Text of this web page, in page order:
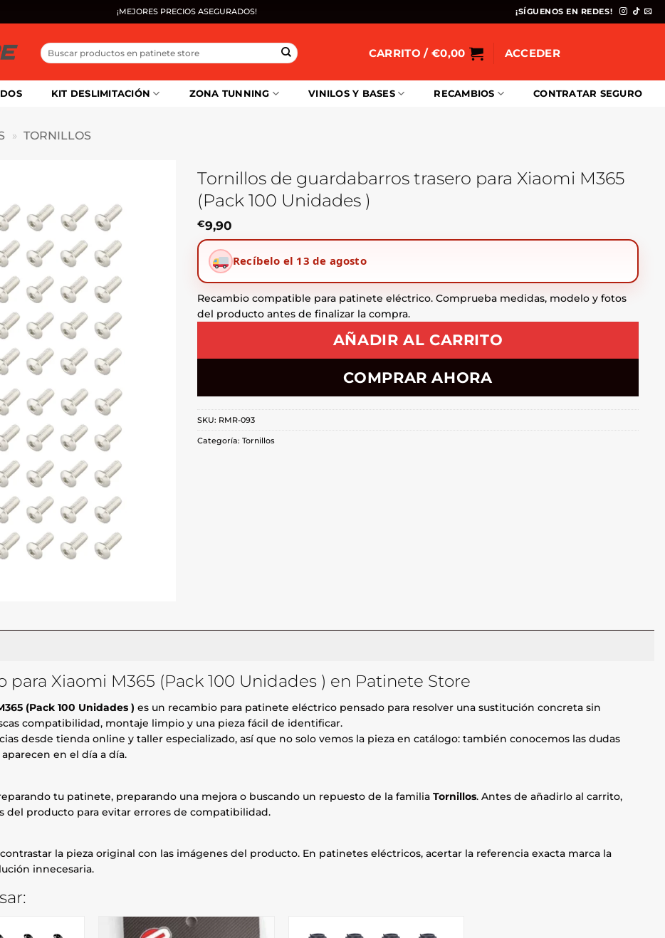
¡MEJORES PRECIOS ASEGURADOS! ¡SÍGUENOS EN REDES!
Buscar
por:
CARRITO / €0,00 ACCEDER
KIT DESLIMITACIÓN ZONA TUNNING VINILOS Y BASES RECAMBIOS CONTRATAR SEGURO
» TORNILLOS
Tornillos de guardabarros trasero para Xiaomi M365
(Pack 100 Unidades )
€9,90
Recíbelo el 13 de agosto
Recambio compatible para patinete eléctrico. Comprueba medidas, modelo y fotos
del producto antes de finalizar la compra.
AÑADIR AL CARRITO
COMPRAR AHORA
SKU: RMR-093
Categoría: Tornillos
Xiaomi M365 (Pack 100 Unidades ) en Patinete Store
(Pack 100 Unidades ) es un recambio para patinete eléctrico pensado para resolver una sustitución concreta sin
compatibilidad, montaje limpio y una pieza fácil de identificar.
desde tienda online y taller especializado, así que no solo vemos la pieza en catálogo: también conocemos las dudas
en el día a día.
tu patinete, preparando una mejora o buscando un repuesto de la familiaTornillos. Antes de añadirlo al carrito,
del producto para evitar errores de compatibilidad.
la pieza original con las imágenes del producto. En patinetes eléctricos, acertar la referencia exacta marca la
innecesaria.